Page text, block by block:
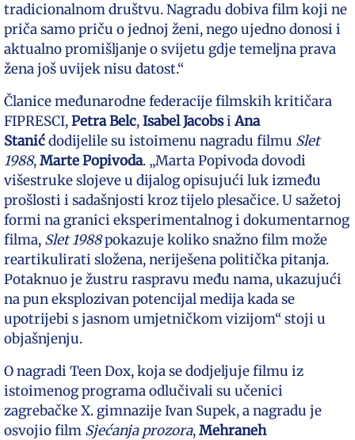
tradicionalnom društvu. Nagradu dobiva film koji ne
priča samo priču o jednoj ženi, nego ujedno donosi i
aktualno promišljanje o svijetu gdje temeljna prava
žena još uvijek nisu datost.“
Članice međunarodne federacije filmskih kritičara
FIPRESCI,Petra Belc,Isabel JacobsiAna
Stanićdodijelile su istoimenu nagradu filmu Slet
1988,Marte Popivoda. „Marta Popivoda dovodi
višestruke slojeve u dijalog opisujući luk između
prošlosti i sadašnjosti kroz tijelo plesačice. U sažetoj
formi na granici eksperimentalnog i dokumentarnog
filma, Slet 1988pokazuje koliko snažno film može
reartikulirati složena, neriješena politička pitanja.
Potaknuo je žustru raspravu među nama, ukazujući
na pun eksplozivan potencijal medija kada se
upotrijebi s jasnom umjetničkom vizijom“ stoji u
objašnjenju.
O nagradi Teen Dox, koja se dodjeljuje filmu iz
istoimenog programa odlučivali su učenici
zagrebačke X. gimnazije Ivan Supek, a nagradu je
osvojio film Sjećanja prozora,Mehraneh